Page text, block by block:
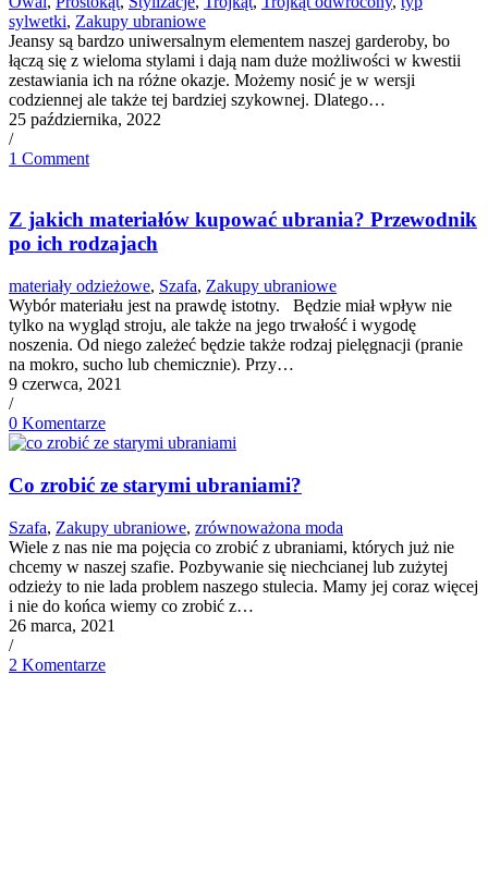
sylwetki, Zakupy ubraniowe
Jeansy są bardzo uniwersalnym elementem naszej garderoby, bo
łączą się z wieloma stylami i dają nam duże możliwości w kwestii
zestawiania ich na różne okazje. Możemy nosić je w wersji
codziennej ale także tej bardziej szykownej. Dlatego…
25 października, 2022
/
1 Comment
Z jakich materiałów kupować ubrania? Przewodnik
po ich rodzajach
materiały odzieżowe, Szafa, Zakupy ubraniowe
Wybór materiału jest na prawdę istotny. Będzie miał wpływ nie
tylko na wygląd stroju, ale także na jego trwałość i wygodę
noszenia. Od niego zależeć będzie także rodzaj pielęgnacji (pranie
na mokro, sucho lub chemicznie). Przy…
9 czerwca, 2021
/
0 Komentarze
Co zrobić ze starymi ubraniami?
Szafa, Zakupy ubraniowe, zrównoważona moda
Wiele z nas nie ma pojęcia co zrobić z ubraniami, których już nie
chcemy w naszej szafie. Pozbywanie się niechcianej lub zużytej
odzieży to nie lada problem naszego stulecia. Mamy jej coraz więcej
i nie do końca wiemy co zrobić z…
26 marca, 2021
/
2 Komentarze